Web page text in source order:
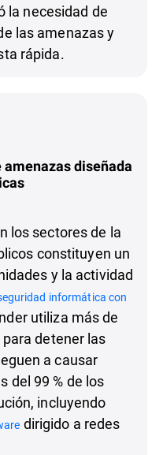
la necesidad de
las amenazas y
rápida.
diseñada
los sectores de la
constituyen un
y la actividad
informática con
utiliza más de
detener las
a causar
del 99 % de los
incluyendo
dirigido a redes